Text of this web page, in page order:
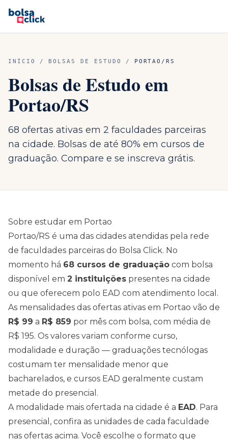
INÍCIO / BOLSAS DE ESTUDO / PORTAO /RS
Bolsas de Estudo em
Portao/RS
68 ofertas ativas em 2 faculdades parceiras
na cidade. Bolsas de até 80% em cursos de
graduação. Compare e se inscreva grátis.
Sobre estudar em Portao
Portao/RS é uma das cidades atendidas pela rede
de faculdades parceiras do Bolsa Click. No
momento há 68 cursos de graduação com bolsa
disponível em 2 instituições presentes na cidade
ou que oferecem polo EAD com atendimento local.
As mensalidades das ofertas ativas em Portao vão de
R$ 99 a R$ 859 por mês com bolsa, com média de
R$ 195. Os valores variam conforme curso,
modalidade e duração — graduações tecnólogas
costumam ter mensalidade menor que
bacharelados, e cursos EAD geralmente custam
metade do presencial.
A modalidade mais ofertada na cidade é a EAD. Para
presencial, confira as unidades de cada faculdade
nas ofertas acima. Você escolhe o formato que